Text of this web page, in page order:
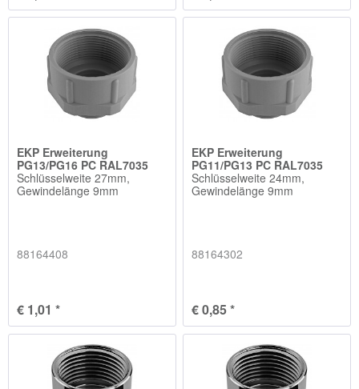
EKP Erweiterung
PG13/PG16 PC RAL7035
Schlüsselweite 27mm,
Gewindelänge 9mm
88164408
€ 1,01 *
EKP Erweiterung
PG11/PG13 PC RAL7035
Schlüsselweite 24mm,
Gewindelänge 9mm
88164302
€ 0,85 *